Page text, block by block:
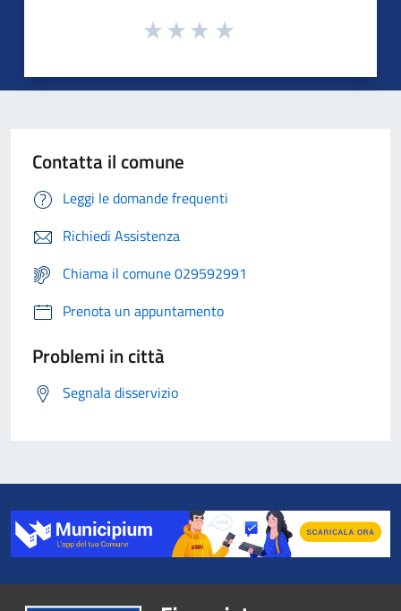
Contatta il comune
Leggi le domande frequenti
Richiedi Assistenza
Chiama il comune 029592991
Prenota un appuntamento
Problemi in città
Segnala disservizio